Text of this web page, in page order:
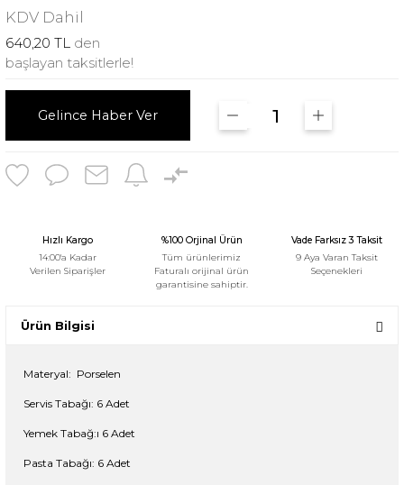
KDV Dahil
640,20 TL den
başlayan taksitlerle!
Gelince Haber Ver
Hızlı Kargo
14:00'a Kadar
Verilen Siparişler
%100 Orjinal Ürün
Tüm ürünlerimiz
Faturalı orijinal ürün
garantisine sahiptir.
Vade Farksız 3 Taksit
9 Aya Varan Taksit
Seçenekleri
Ürün Bilgisi
Materyal: Porselen
Servis Tabağı: 6 Adet
Yemek Tabağ:ı 6 Adet
Pasta Tabağı: 6 Adet